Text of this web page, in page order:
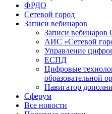
ФРДО
Сетевой город
Записи вебинаров
Записи
АИС «Сетевой
Управление
ЕСПД
Цифровые
образовательной
Навигатор
Сферум
Все новости